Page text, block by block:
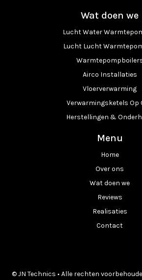
Wat doen we
Lucht Water
Lucht Lucht
Airco Installaties
Vloerverwarming
Verwarmingsketels Op
Herstellingen &
Menu
Home
Over ons
Wat doen we
Reviews
Realisaties
Contact
© JN Technics • Alle rechten